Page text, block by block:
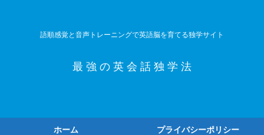
語順感覚と音声トレーニングで英語脳を育てる独学サイト
最 強 の 英 会 話 独 学 法
ホーム プライバシーポリシー